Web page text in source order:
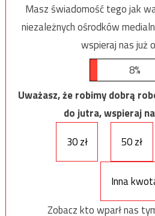
Masz świadomość tego jak
niezależnych ośrodków
wspieraj nas już
8%
Uważasz, że robimy dobrą
do jutra, wspieraj
30 zł
50 zł
Inna
Zobacz kto wparł nas